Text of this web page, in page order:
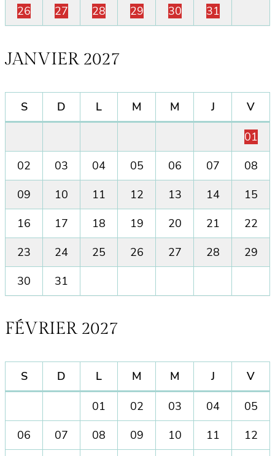
26
27 28 29 30 31
JANVIER 2027
S D L M M J V
01
02
03 04 05 06 07
08
09
10 11 12 13 14
15
16
17 18 19 20 21
22
23
24 25 26 27 28
29
30
31
FÉVRIER 2027
S D L M M J V
01 02 03 04
05
06
07 08 09 10 11
12